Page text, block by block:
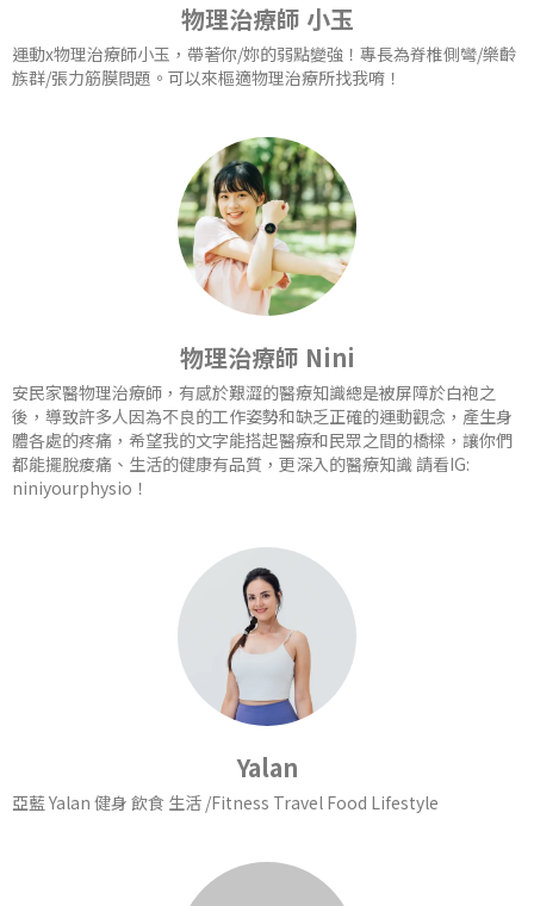
物理治療師 小玉
運動x物理治療師小玉，帶著你/妳的弱點變強！專長為脊椎側彎/樂齡
族群/張力筋膜問題。可以來樞適物理治療所找我唷！
物理治療師 Nini
安民家醫物理治療師，有感於艱澀的醫療知識總是被屏障於白袍之
後，導致許多人因為不良的工作姿勢和缺乏正確的運動觀念，產生身
體各處的疼痛，希望我的文字能搭起醫療和民眾之間的橋樑，讓你們
都能擺脫痠痛、生活的健康有品質，更深入的醫療知識 請看IG:
niniyourphysio！
Yalan
亞藍 Yalan 健身 飲食 生活 /Fitness Travel Food Lifestyle